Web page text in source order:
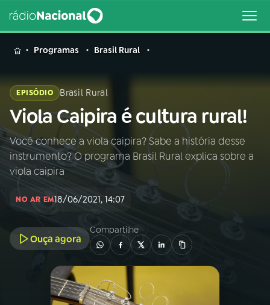
MENU
Buscar
na
Rádio
Nacional
Buscar
PROGRAMAÇÃO
Programas Brasil Rural
EPISÓDIO Brasil Rural
Viola Caipira é cultura rural!
Você conhece a viola caipira? Sabe a história desse
instrumento? O programa Brasil Rural explica sobre a
viola caipira
NO AR EM18/06/2021, 14:07
Ouça agora
Compartilhe